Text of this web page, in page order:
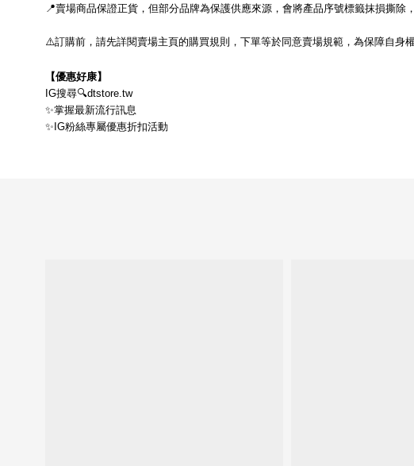
📍賣場商品保證正貨，但部分品牌為保護供應來源，會將產品序號標籤抹損撕除
⚠訂購前，請先詳閱賣場主頁的購買規則，下單等於同意賣場規範，為保障自身
【優惠好康】
IG搜尋🔍dtstore.tw
✨掌握最新流行訊息
✨ IG粉絲專屬優惠折扣活動